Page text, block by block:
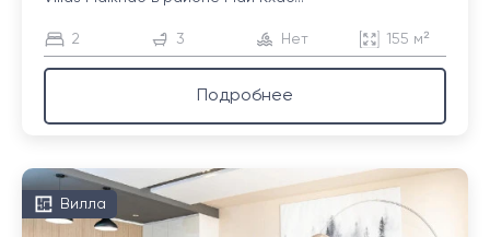
2 3 Нет 155 м²
Подробнее
Вилла